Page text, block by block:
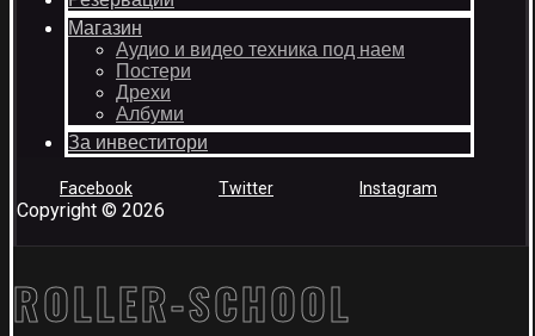
Магазин
Аудио и видео техника под наем
Постери
Дрехи
Албуми
За инвеститори
Facebook Twitter Instagram
Copyright © 2026
ROLLER-SCHOOL